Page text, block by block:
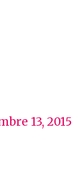
13, 2015